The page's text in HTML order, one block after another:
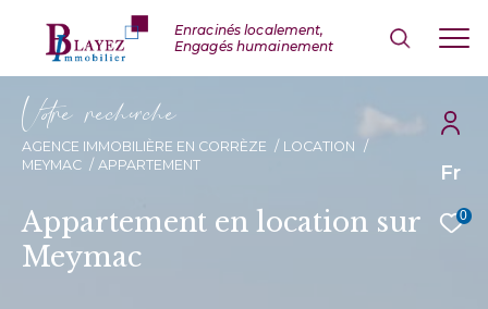
Fr
0
Vore recece
AGENCE IMMOBILIÈRE EN CORRÈZE
LOCATION
MEYMAC
APPARTEMENT
Appartement en location sur
Meymac